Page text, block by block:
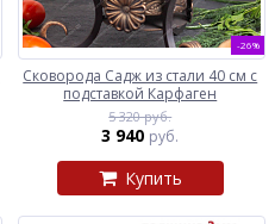
-26%
Сковорода Садж из стали 40 см с
подставкой Карфаген
5 320 руб.
3 940 руб.
Купить